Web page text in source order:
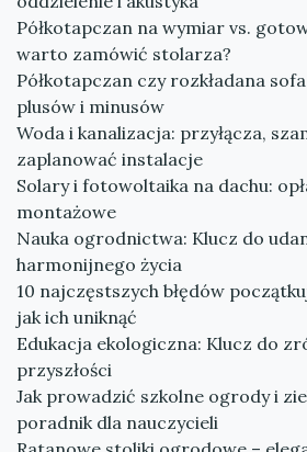
Półkotapczan na wymiar vs.
warto zamówić stolarza?
Półkotapczan czy rozkładana
plusów i minusów
Woda i kanalizacja: przyłącza,
zaplanować instalacje
Solary i fotowoltaika na dachu:
montażowe
Nauka ogrodnictwa: Klucz do
harmonijnego życia
10 najczęstszych błędów
jak ich uniknąć
Edukacja ekologiczna: Klucz do
przyszłości
Jak prowadzić szkolne ogrody i
poradnik dla nauczycieli